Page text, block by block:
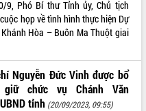
9, Phó Bí thư Tỉnh ủy, Chủ tịch
họp về tình hình thực hiện Dự
Hòa – Buôn Ma Thuột giai
Nguyễn Đức Vinh được bổ
giữ chức vụ Chánh Văn
tỉnh (20/09/2023, 09:55)